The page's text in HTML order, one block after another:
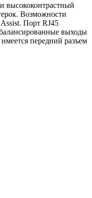
высококонтрастный
Возможности
Порт RJ45
выходы
передний разъем